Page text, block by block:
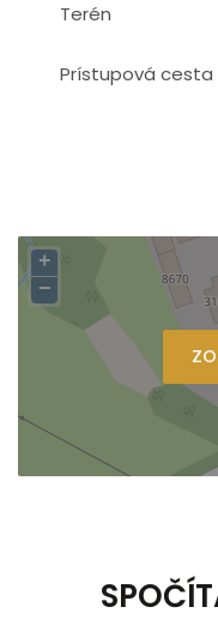
Terén
Prístupová cesta
+
−